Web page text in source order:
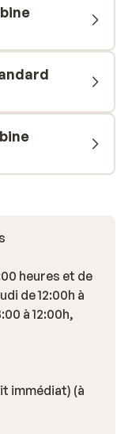
dans un style
nécessaire
heures et de
de 12:00h à
à 12:00h,
(à